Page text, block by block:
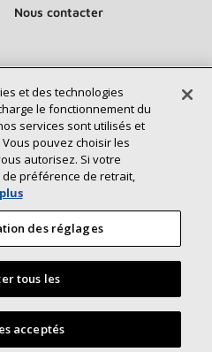
Nous contacter
Inc.
Plan du site
générales
et des technologies
le fonctionnement du
services sont utilisés et
pouvez choisir les
autorisez. Si votre
préférence de retrait,
des réglages
tous les
acceptés